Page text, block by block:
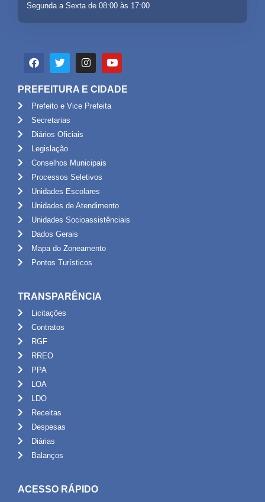
Segunda a Sexta de 08:00 às 17:00
PREFEITURA E CIDADE
Prefeito e Vice Prefeita
Secretarias
Diários Oficiais
Legislação
Conselhos Municipais
Processos Seletivos
Unidades Escolares
Unidades de Atendimento
Unidades Socioassistênciais
Dados Gerais
Mapa do Zoneamento
Pontos Turísticos
TRANSPARÊNCIA
Licitações
Contratos
RGF
RREO
PPA
LOA
LDO
Receitas
Despesas
Diárias
Balanços
ACESSO RÁPIDO